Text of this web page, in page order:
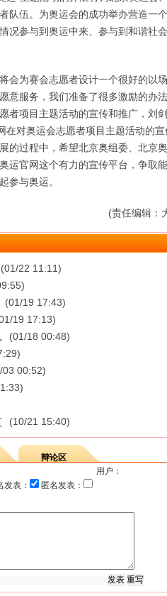
队伍。为奥运会的成功举办营造一
况参与到奥运中来、参与到和谐社
为赛会志愿者设计一个很好的以
意服务，我们准备了很多激励的办法
者项目主题活动的宣传和推广，刘
在对奥运会志愿者项目主题活动的宣
的过程中，希望北京奥组委、北京
运官网这个有力的宣传平台，争取
参与奥运。
(责任编辑：
(01/22 11:11)
(01/19 17:43)
19 17:13)
(01/18 00:48)
03 00:52)
(10/21 15:40)
辩论区
用户：
发表：
匿名发表：